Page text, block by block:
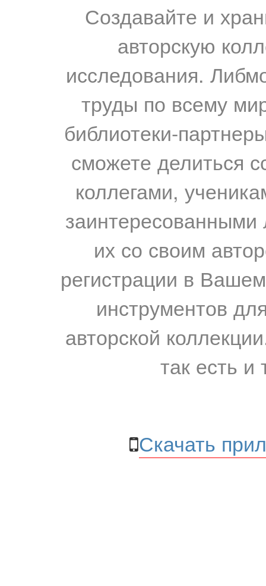
Создавайте и
авторскую
исследования.
труды по всему
библиотеки-
сможете делиться
коллегами,
их со своим
регистрации в
инструментов
авторской
так есть и
Скачать